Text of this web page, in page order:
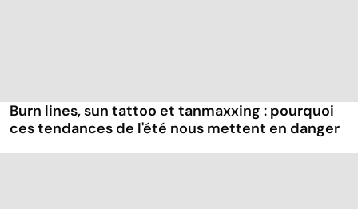
Burn lines, sun tattoo et tanmaxxing : pourquoi
ces tendances de l'été nous mettent en danger